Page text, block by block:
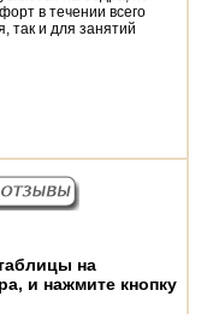
в течении всего
так и для занятий
на
и нажмите кнопку